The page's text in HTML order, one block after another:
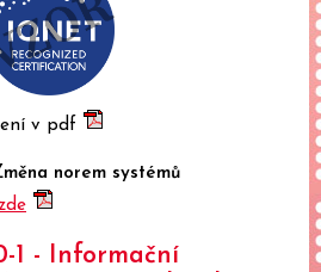
v pdf
norem systémů
zde
1 - Informační